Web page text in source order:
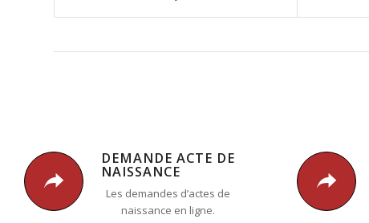
DEMANDE ACTE DE
NAISSANCE
Les demandes d’actes de
naissance en ligne.